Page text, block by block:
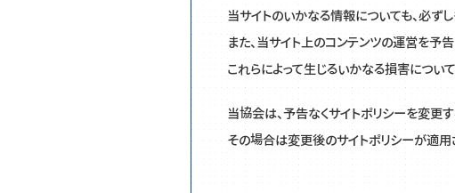
業務情報
Q&A集
当サイトのいかなる情報についても、必ず
また、当サイト上のコンテンツの運営を予
これらによって生じるいかなる損害につい
当協会は、予告なくサイトポリシーを変更す
その場合は変更後のサイトポリシーが適用